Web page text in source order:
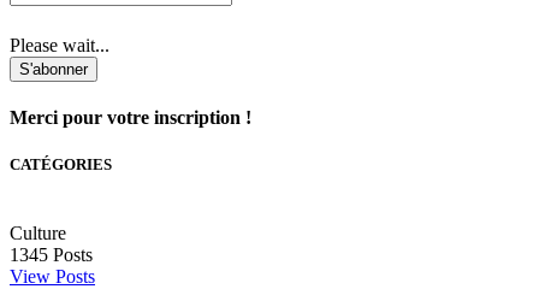
Please wait...
S'abonner
Merci pour votre inscription !
CATÉGORIES
Culture
1345 Posts
View Posts